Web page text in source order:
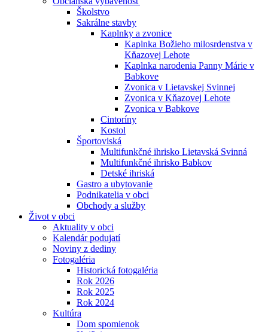
Školstvo
Sakrálne stavby
Kaplnky a zvonice
Kaplnka Božieho milosrdenstva v
Kňazovej Lehote
Kaplnka narodenia Panny Márie v
Babkove
Zvonica v Lietavskej Svinnej
Zvonica v Kňazovej Lehote
Zvonica v Babkove
Cintoríny
Kostol
Športoviská
Multifunkčné ihrisko Lietavská Svinná
Multifunkčné ihrisko Babkov
Detské ihriská
Gastro a ubytovanie
Podnikatelia v obci
Obchody a služby
Život v obci
Aktuality v obci
Kalendár podujatí
Noviny z dediny
Fotogaléria
Historická fotogaléria
Rok 2026
Rok 2025
Rok 2024
Kultúra
Dom spomienok